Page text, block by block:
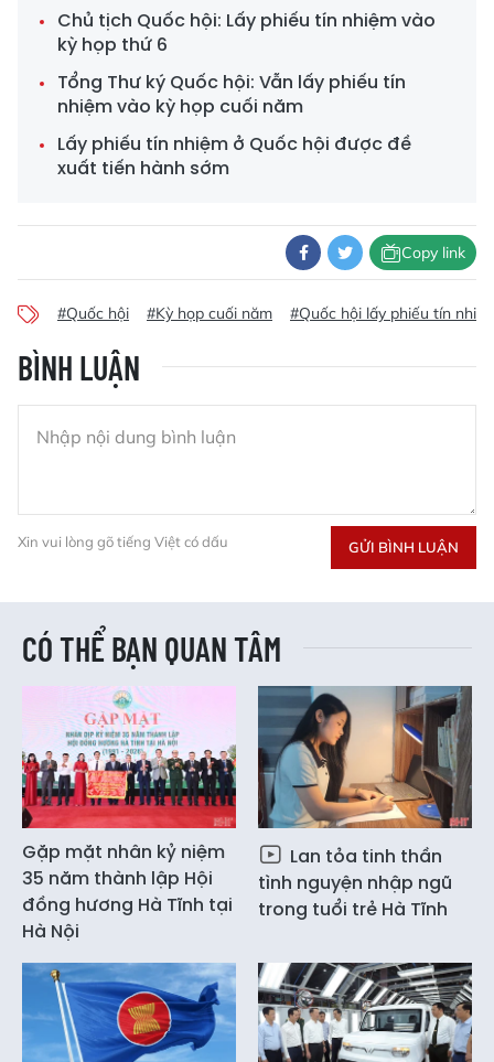
Chủ tịch Quốc hội: Lấy phiếu tín nhiệm vào
kỳ họp thứ 6
Tổng Thư ký Quốc hội: Vẫn lấy phiếu tín
nhiệm vào kỳ họp cuối năm
Lấy phiếu tín nhiệm ở Quốc hội được đề
xuất tiến hành sớm
Copy link
#Quốc hội #Kỳ họp cuối năm #Quốc hội lấy phiếu tín
BÌNH LUẬN
Xin vui lòng gõ tiếng Việt có dấu GỬI BÌNH LUẬN
CÓ THỂ BẠN QUAN TÂM
Gặp mặt nhân kỷ niệm
35 năm thành lập Hội
đồng hương Hà Tĩnh tại
Hà Nội
Lan tỏa tinh thần
tình nguyện nhập ngũ
trong tuổi trẻ Hà Tĩnh